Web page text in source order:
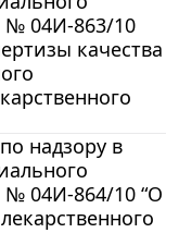
№ 04И-863/10
качества
надзору в
№ 04И-864/10 “О